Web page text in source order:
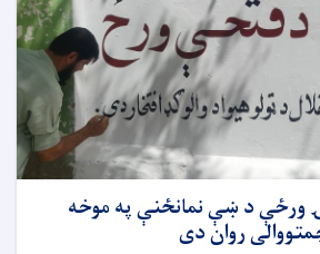
ورځې د ښې نمانځنې په موخه
روان دی